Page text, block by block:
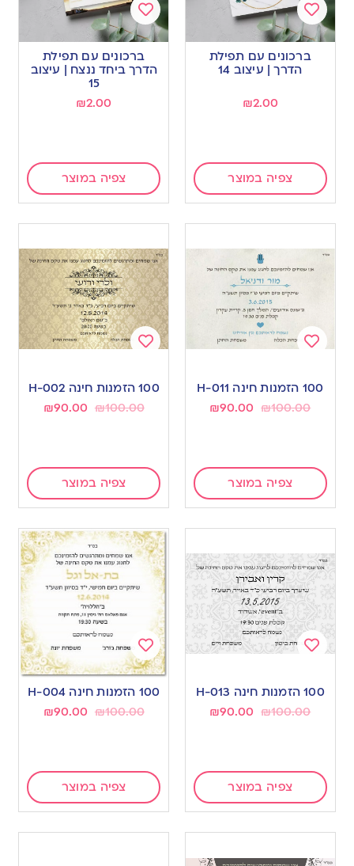
Add
wishlist
ברכונים עם תפילת
הדרך | עיצוב 14
₪2.00
צפיה במוצר
Add
wishlist
ברכונים עם תפילת
הדרך ביחד ננצח | עיצוב
15
₪2.00
צפיה במוצר
to
100 הזמנות חינה H-011
₪100.00
₪90.00
צפיה במוצר
to
100 הזמנות חינה H-002
₪100.00
₪90.00
צפיה במוצר
to
100 הזמנות חינה H-013
₪100.00
₪90.00
צפיה במוצר
Add
to
100 הזמנות חינה H-004
₪100.00
₪90.00
צפיה במוצר